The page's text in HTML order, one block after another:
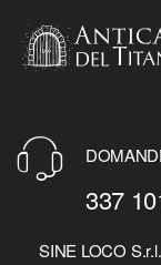
337
SINE LOCO S.r.l.